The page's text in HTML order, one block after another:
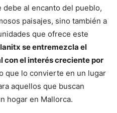
debe al encanto del pueblo,
paisajes, sino también a
que ofrece este
se entremezcla el
con el interés creciente por
que lo convierte en un lugar
aquellos que buscan
hogar en Mallorca.